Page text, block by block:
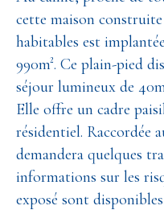
cette maison construite
habitables est
990m². Ce plain-pied
séjour lumineux de
Elle offre un cadre
résidentiel. Raccordée
demandera quelques
informations sur les
exposé sont